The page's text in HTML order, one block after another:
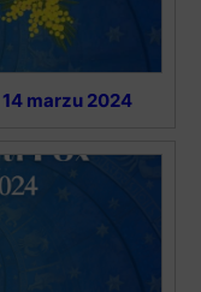
marzu 2024